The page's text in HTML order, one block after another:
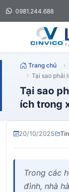
0981.244.688
Trang chủ
Tại sao phải
Tại sao
ích trong
20/10/2025
Trong các
đình, nhà